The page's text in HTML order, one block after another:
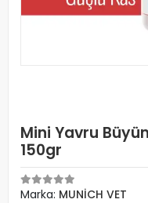
Mini Yavru
150gr
Marka: MUNİCH VET